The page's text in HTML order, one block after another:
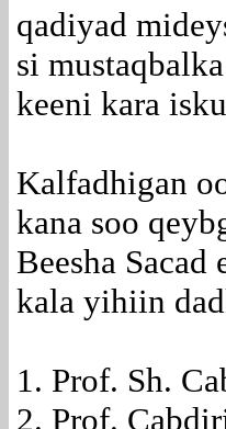
qadiyad
si
keeni kara
Kalfadhigan
kana soo
Beesha
kala yihiin
1. Prof. Sh.
2. Prof.